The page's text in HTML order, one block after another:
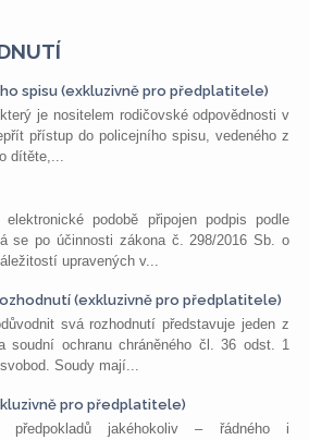
spisu (exkluzivně pro předplatitele)
je nositelem rodičovské odpovědnosti v
přístup do policejního spisu, vedeného z
dítěte,...
podobě připojen podpis podle
se po účinnosti zákona č. 298/2016 Sb. o
upravených v...
(exkluzivně pro předplatitele)
svá rozhodnutí představuje jeden z
soudní ochranu chráněného čl. 36 odst. 1
Soudy mají...
pro předplatitele)
předpokladů jakéhokoliv – řádného i